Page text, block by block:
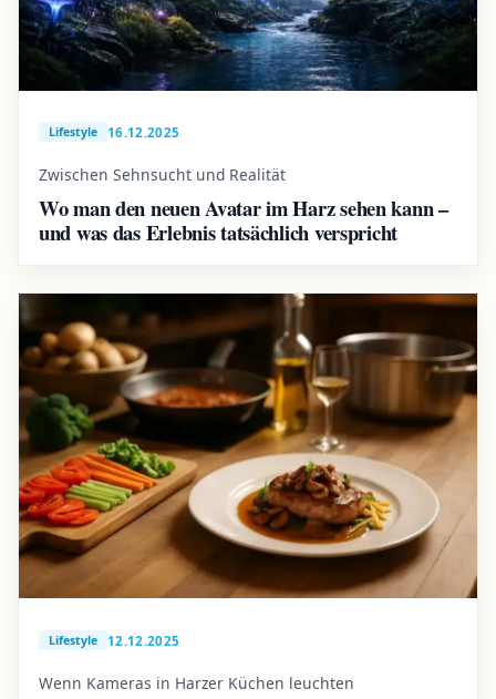
Lifestyle 16.12.2025
Zwischen Sehnsucht und Realität
Wo man den neuen Avatar im Harz sehen kann –
und was das Erlebnis tatsächlich verspricht
Lifestyle 12.12.2025
Wenn Kameras in Harzer Küchen leuchten